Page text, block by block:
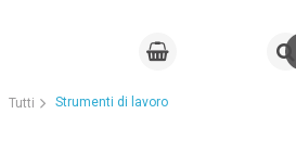
Tutti Strumenti di lavoro